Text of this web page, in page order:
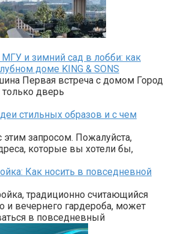
и зимний сад в лобби: как
доме KING & SONS
Первая встреча с домом Город
только дверь
стильных образов и с чем
запросом. Пожалуйста,
которые вы хотели бы,
Как носить в повседневной
традиционно считающийся
и вечернего гардероба, может
в повседневный